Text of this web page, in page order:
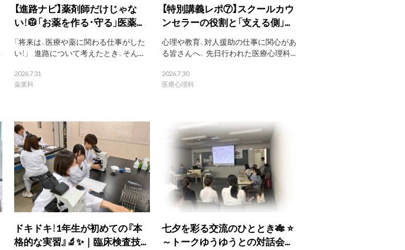
【進路ナビ】薬剤師だけじゃな
い！🥼「お薬を作る・守る」医薬...
「将来は、医療や薬に関わる仕事がした
い！」 進路について考えたとき、そん...
2026.7.31
薬業科
【特別講義レポ⑦】スクールカウ
ンセラーの役割と「支える側」...
心理や教育、対人援助の仕事に関心があ
る皆さんへ、 先日行われた医療心理科...
2026.7.30
医療心理科
ドキドキ！1年生が初めての『本
格的な実習』🔬✨｜臨床検査技...
七夕を彩る交流のひととき🎋 ⭐
～トークゆうゆうとの対話会...